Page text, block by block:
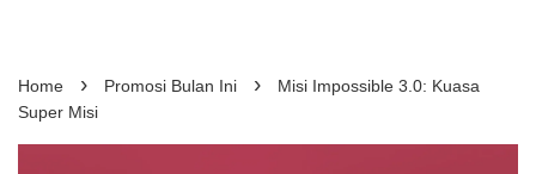
Home › Promosi Bulan Ini ›
Misi Impossible 3.0: Kuasa
Super Misi